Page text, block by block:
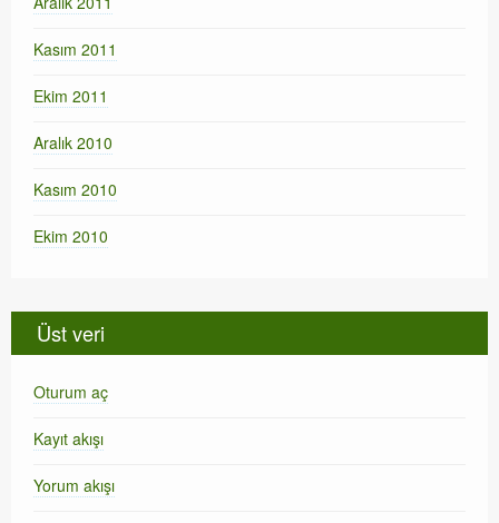
Kasım 2011
Ekim 2011
Aralık 2010
Kasım 2010
Ekim 2010
Üst veri
Oturum aç
Kayıt akışı
Yorum akışı